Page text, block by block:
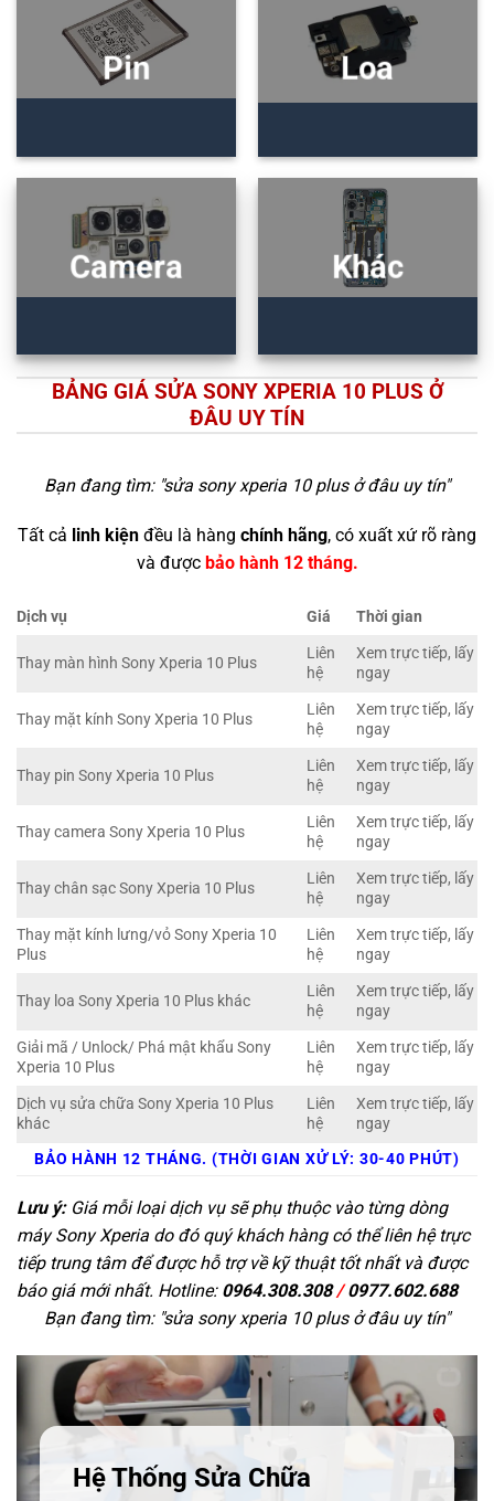
Pin Loa
Camera Khác
BẢNG GIÁ SỬA SONY XPERIA 10 PLUS Ở
ĐÂU UY TÍN
Bạn đang tìm: "sửa sony xperia 10 plus ở đâu uy tín"
Tất cả linh kiện đều là hàng chính hãng, có xuất xứ rõ ràng
và được bảo hành 12 tháng.
Dịch vụ Giá Thời gian
Thay màn hình Sony Xperia 10 Plus
Liên
hệ
Xem trực tiếp, lấy
ngay
Thay mặt kính Sony Xperia 10 Plus
Liên
hệ
Xem trực tiếp, lấy
ngay
Thay pin Sony Xperia 10 Plus
Liên
hệ
Xem trực tiếp, lấy
ngay
Thay camera Sony Xperia 10 Plus
Liên
hệ
Xem trực tiếp, lấy
ngay
Thay chân sạc Sony Xperia 10 Plus
Liên
hệ
Xem trực tiếp, lấy
ngay
Thay mặt kính lưng/vỏ Sony Xperia 10
Plus
Liên
hệ
Xem trực tiếp, lấy
ngay
Thay loa Sony Xperia 10 Plus khác
Liên
hệ
Xem trực tiếp, lấy
ngay
Giải mã / Unlock/ Phá mật khẩu Sony
Xperia 10 Plus
Liên
hệ
Xem trực tiếp, lấy
ngay
Dịch vụ sửa chữa Sony Xperia 10 Plus
khác
Liên
hệ
Xem trực tiếp, lấy
ngay
BẢO HÀNH 12 THÁNG. (THỜI GIAN XỬ LÝ: 30-40 PHÚT)
Lưu ý:Giá mỗi loại dịch vụ sẽ phụ thuộc vào từng dòng
máy Sony Xperia do đó quý khách hàng có thể liên hệ trực
tiếp trung tâm để được hỗ trợ về kỹ thuật tốt nhất và được
báo giá mới nhất. Hotline: 0964.308.308/0977.602.688
Bạn đang tìm: "sửa sony xperia 10 plus ở đâu uy tín"
Hệ Thống Sửa Chữa